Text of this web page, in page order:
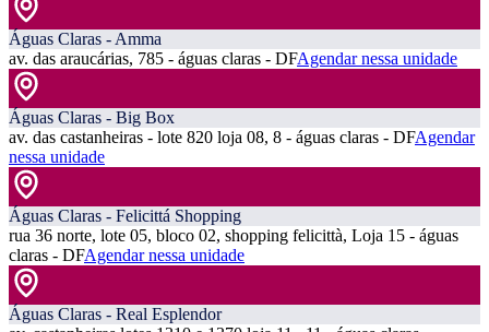
Águas Claras - Amma
av. das araucárias, 785 - águas claras - DFAgendar nessa unidade
Águas Claras - Big Box
av. das castanheiras - lote 820 loja 08, 8 - águas claras - DFAgendar
nessa unidade
Águas Claras - Felicittá Shopping
rua 36 norte, lote 05, bloco 02, shopping felicittà, Loja 15 - águas
claras - DFAgendar nessa unidade
Águas Claras - Real Esplendor